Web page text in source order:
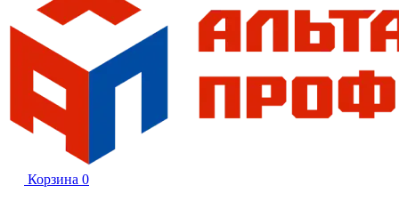
Корзина 0